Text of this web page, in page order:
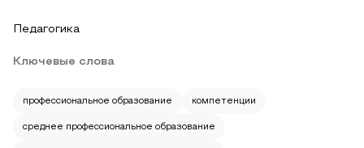
Педагогика
Ключевые слова
профессиональное образование компетенции
среднее профессиональное образование